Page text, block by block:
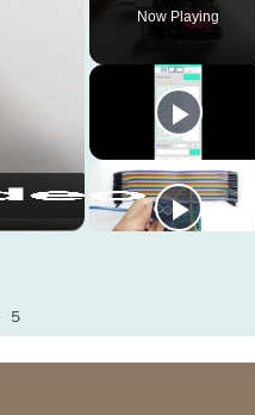
Now Playing
5